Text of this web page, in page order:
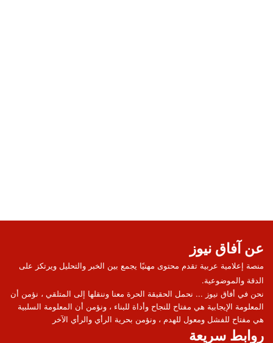
عن آفاق نيوز
منصة إعلامية عربية تقدم محتوى مهنيًا يجمع بين الخبر والتحليل ويرتكز على
الدقة والموضوعية.
نحن في أفاق نيوز ... نحمل الحقيقة الحرة معنا وننقلها إلى المتلقي ، نؤمن أن
المعلومة الإيجابية هي مفتاح للنجاح وأداة للبناء ، ونؤمن أن المعلومة السلبية
هي مفتاح للفشل ومعول للهدم ، ونؤمن بحرية الرأي والرأي الآخر
روابط سريعة